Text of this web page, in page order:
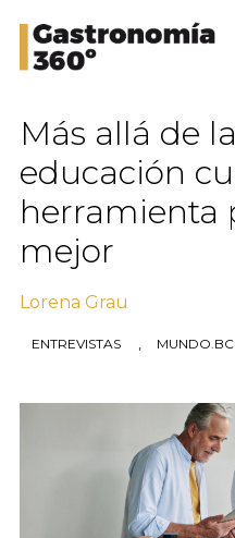
Más allá de
educación
herramienta
mejor
Lorena Grau
ENTREVISTAS ,